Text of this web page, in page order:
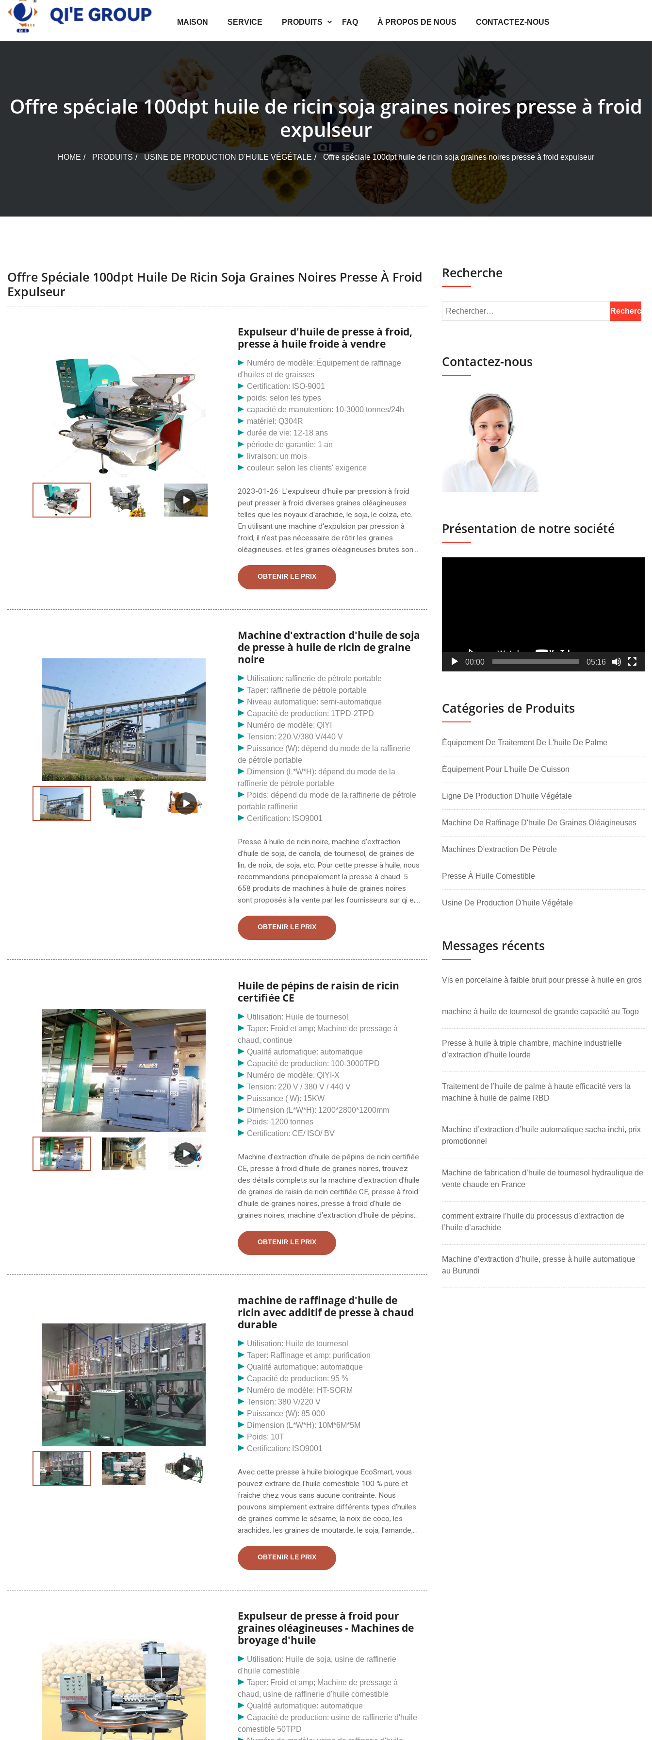
Skip
content
MAISON SERVICE PRODUITS FAQ À PROPOS DE NOUS CONTACTEZ-NOUS
Offre spéciale 100dpt huile de ricin soja graines noires presse à froid
expulseur
HOME PRODUITS USINE DE PRODUCTION D'HUILE VÉGÉTALE Offre spéciale 100dpt huile de ricin soja graines noires presse à froid expulseur
Offre Spéciale 100dpt Huile De Ricin Soja Graines Noires Presse À Froid
Expulseur
Expulseur d'huile de presse à froid,
presse à huile froide à vendre
Numéro de modèle: Équipement de raffinage
d'huiles et de graisses
Certification: ISO-9001
poids: selon les types
capacité de manutention: 10-3000 tonnes/24h
matériel: Q304R
durée de vie: 12-18 ans
période de garantie: 1 an
livraison: un mois
couleur: selon les clients' exigence
2023-01-26· L'expulseur d'huile par pression à froid
peut presser à froid diverses graines oléagineuses
telles que les noyaux d'arachide, le soja, le colza, etc.
En utilisant une machine d'expulsion par pression à
froid, il n'est pas nécessaire de rôtir les graines
oléagineuses. et les graines oléagineuses brutes sont
machine est basse, de sorte qu'il n'y a aucune perte de
nutrition de l'huile. Elle peut traiter une large gamme de
les graines de tournesol, les arachides, les graines de
d’extraction et de raffinage d’huile de ricin. Nous
proposons deux types de presse à huile de ricin : une
presse à huile commune et une presse à huile intégrée
conçue pour 1 à 5 tonnes par
OBTENIR LE PRIX
Machine d'extraction d'huile de soja
de presse à huile de ricin de graine
noire
Utilisation: raffinerie de pétrole portable
Taper: raffinerie de pétrole portable
Niveau automatique: semi-automatique
Capacité de production: 1TPD-2TPD
Numéro de modèle: QIYI
Tension: 220 V/380 V/440 V
Puissance (W): dépend du mode de la raffinerie
de pétrole portable
Dimension (L*W*H): dépend du mode de la
raffinerie de pétrole portable
Poids: dépend du mode de la raffinerie de pétrole
portable raffinerie
Certification: ISO9001
Presse à huile de ricin noire, machine d'extraction
d'huile de soja, de canola, de tournesol, de graines de
lin, de noix, de soja, etc. Pour cette presse à huile, nous
recommandons principalement la presse à chaud. 5
658 produits de machines à huile de graines noires
sont proposés à la vente par les fournisseurs sur qi e,
machines agricoles représentent 1 % et. Presse à huile
à vis froide et chaude d'usine chinoise, presse à huile
à vis, elle peut presser des graines chaudes et froides,
tournesol, du sésame, des graines de coton, des
palmiers, des noix, des graines de thé, etc. d'accord!
OBTENIR LE PRIX
Huile de pépins de raisin de ricin
certifiée CE
Utilisation: Huile de tournesol
Taper: Froid et amp; Machine de pressage à
chaud, continue
Qualité automatique: automatique
Capacité de production: 100-3000TPD
Numéro de modèle: QIYI-X
Tension: 220 V / 380 V / 440 V
Puissance ( W): 15KW
Dimension (L*W*H): 1200*2800*1200mm
Poids: 1200 tonnes
Certification: CE/ ISO/ BV
Machine d'extraction d'huile de pépins de ricin certifiée
CE, presse à froid d'huile de graines noires, trouvez
des détails complets sur la machine d'extraction d'huile
de graines de raisin de ricin certifiée CE, presse à froid
d'huile de graines noires, presse à froid d'huile de
graines noires, machine d'extraction d'huile de pépins
fabricant - .. extracteur d'huile de palme pressé à
chaud et à froid. Petite presse à huile automatique
Presse à huile 700 W Extracteur automatique d'huile
avocat, noix de coco, olive, lin, cacahuète, ricin, graines
de chanvre, canola, sésame, tournesol 5,0 sur 5
OBTENIR LE PRIX
machine de raffinage d'huile de
ricin avec additif de presse à chaud
durable
Utilisation: Huile de tournesol
Taper: Raffinage et amp; purification
Qualité automatique: automatique
Capacité de production: 95 %
Numéro de modèle: HT-SORM
Tension: 380 V/220 V
Puissance (W): 85 000
Dimension (L*W*H): 10M*6M*5M
Poids: 10T
Certification: ISO9001
Avec cette presse à huile biologique EcoSmart, vous
pouvez extraire de l'huile comestible 100 % pure et
fraîche chez vous sans aucune contrainte. Nous
pouvons simplement extraire différents types d'huiles
de graines comme le sésame, la noix de coco, les
arachides, les graines de moutarde, le soja, l'amande,
les graines de lin et les graines de légumes avec cette
presse à huile. dl-zyj07 au Libéria. petite presse à huile
à huile de graines noires/fèves de cacao. 3-5 KG/H
cacao avec approbation CE Description du produit
Cette presse à huile avec fonction de pressage à froid
et à chaud, convient à plus de 20 types de matériaux :
tels que les cacahuètes, le sésame, la noix.
OBTENIR LE PRIX
Expulseur de presse à froid pour
graines oléagineuses - Machines de
broyage d'huile
Utilisation: Huile de soja, usine de raffinerie
d'huile comestible
Taper: Froid et amp; Machine de pressage à
chaud, usine de raffinerie d'huile comestible
Qualité automatique: automatique
Capacité de production: usine de raffinerie d'huile
comestible 50TPD
Recherche
Contactez-nous
Présentation de notre société
00:00 05:16
Catégories de Produits
Équipement De Traitement De L'huile De Palme
Équipement Pour L'huile De Cuisson
Ligne De Production D'huile Végétale
Machine De Raffinage D'huile De Graines Oléagineuses
Machines D'extraction De Pétrole
Presse À Huile Comestible
Usine De Production D'huile Végétale
Messages récents
Vis en porcelaine à faible bruit pour presse à huile en gros
machine à huile de tournesol de grande capacité au Togo
Presse à huile à triple chambre, machine industrielle
d’extraction d’huile lourde
Traitement de l’huile de palme à haute efficacité vers la
machine à huile de palme RBD
Machine d’extraction d’huile automatique sacha inchi, prix
promotionnel
Machine de fabrication d’huile de tournesol hydraulique de
vente chaude en France
comment extraire l’huile du processus d’extraction de
l’huile d’arachide
Machine d’extraction d’huile, presse à huile automatique
au Burundi